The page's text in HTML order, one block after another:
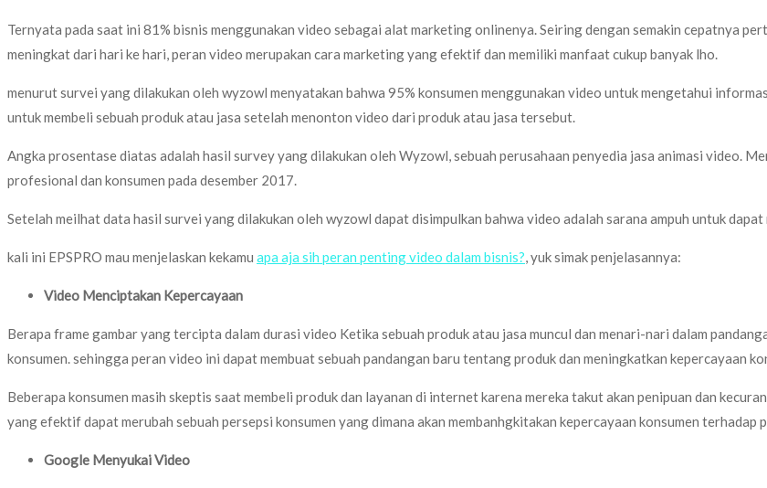
Ternyata pada saat ini 81% bisnis menggunakan video sebagai alat marketing onlinenya. Seiring dengan semakin cepatnya
meningkat dari hari ke hari, peran video merupakan cara marketing yang efektif dan memiliki manfaat cukup banyak lho.
menurut survei yang dilakukan oleh wyzowl menyatakan bahwa 95% konsumen menggunakan video untuk mengetahui
untuk membeli sebuah produk atau jasa setelah menonton video dari produk atau jasa tersebut.
Angka prosentase diatas adalah hasil survey yang dilakukan oleh Wyzowl, sebuah perusahaan penyedia jasa animasi video.
profesional dan konsumen pada desember 2017.
Setelah meilhat data hasil survei yang dilakukan oleh wyzowl dapat disimpulkan bahwa video adalah sarana ampuh untuk
kali ini EPSPRO mau menjelaskan kekamu apa aja sih peran penting video dalam bisnis?, yuk simak penjelasannya:
Video Menciptakan Kepercayaan
Berapa frame gambar yang tercipta dalam durasi video Ketika sebuah produk atau jasa muncul dan menari-nari dalam
konsumen. sehingga peran video ini dapat membuat sebuah pandangan baru tentang produk dan meningkatkan kepercayaan
Beberapa konsumen masih skeptis saat membeli produk dan layanan di internet karena mereka takut akan penipuan dan
yang efektif dapat merubah sebuah persepsi konsumen yang dimana akan membanhgkitakan kepercayaan konsumen terhadap
Google Menyukai Video